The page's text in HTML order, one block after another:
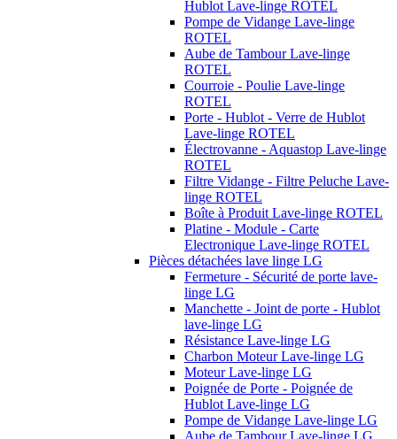
Hublot Lave-linge ROTEL
Pompe de Vidange Lave-linge
ROTEL
Aube de Tambour Lave-linge
ROTEL
Courroie - Poulie Lave-linge
ROTEL
Porte - Hublot - Verre de Hublot
Lave-linge ROTEL
Électrovanne - Aquastop Lave-linge
ROTEL
Filtre Vidange - Filtre Peluche Lave-
linge ROTEL
Boîte à Produit Lave-linge ROTEL
Platine - Module - Carte
Electronique Lave-linge ROTEL
Pièces détachées lave linge LG
Fermeture - Sécurité de porte lave-
linge LG
Manchette - Joint de porte - Hublot
lave-linge LG
Résistance Lave-linge LG
Charbon Moteur Lave-linge LG
Moteur Lave-linge LG
Poignée de Porte - Poignée de
Hublot Lave-linge LG
Pompe de Vidange Lave-linge LG
Aube de Tambour Lave-linge LG